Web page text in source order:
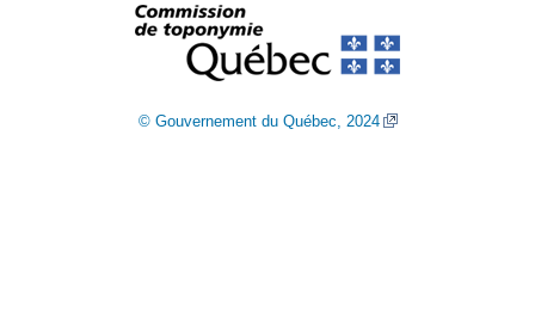
© Gouvernement du Québec, 2024